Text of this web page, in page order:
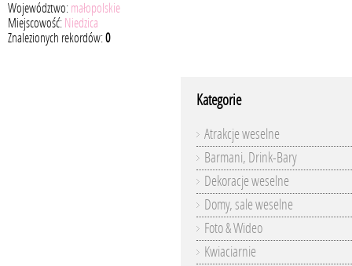
Województwo: małopolskie
Miejscowość: Niedzica
Znalezionych rekordów:0
Kategorie
Atrakcje weselne
Barmani, Drink-Bary
Dekoracje weselne
Domy, sale weselne
Foto & Wideo
Kwiaciarnie